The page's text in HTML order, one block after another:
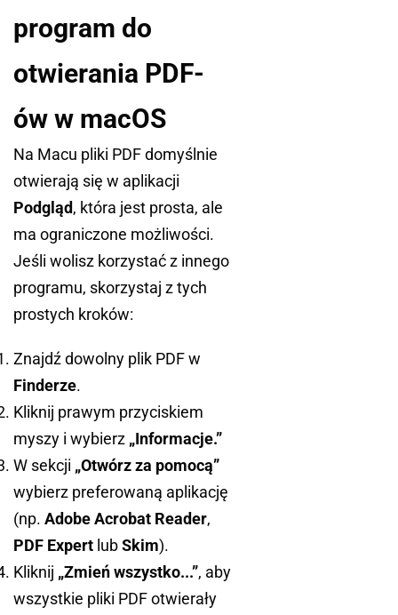
program do
otwierania PDF-
ów w macOS
Na Macu pliki PDF domyślnie
otwierają się w aplikacji
Podgląd, która jest prosta, ale
ma ograniczone możliwości.
Jeśli wolisz korzystać z innego
programu, skorzystaj z tych
prostych kroków:
Znajdź dowolny plik PDF w
Finderze.
Kliknij prawym przyciskiem
myszy i wybierz „Informacje.”
W sekcji „Otwórz za pomocą”
wybierz preferowaną aplikację
(np. Adobe Acrobat Reader,
PDF Expert lubSkim).
Kliknij „Zmień wszystko...”, aby
wszystkie pliki PDF otwierały